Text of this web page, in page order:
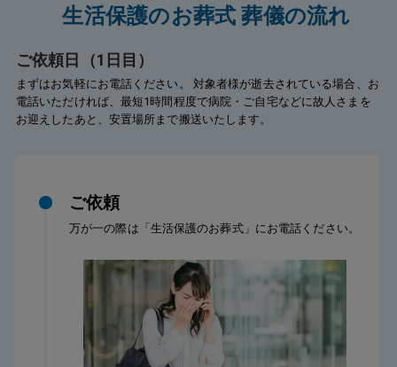
生活保護のお葬式 葬儀の流れ
ご依頼日（1日目）
まずはお気軽にお電話ください。 対象者様が逝去されている場合、お
電話いただければ、最短1時間程度で病院・ご自宅などに故人さまを
お迎えしたあと、安置場所まで搬送いたします。
ご依頼
万が一の際は「生活保護のお葬式」にお電話ください。